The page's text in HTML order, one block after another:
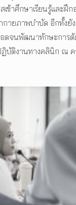
าศึกษาเรียนรู้และ
ายภาพบำบัด อีกทั้ง
อดจนพัฒนาทักษะก
ฏิบัติงานทางคลินิก